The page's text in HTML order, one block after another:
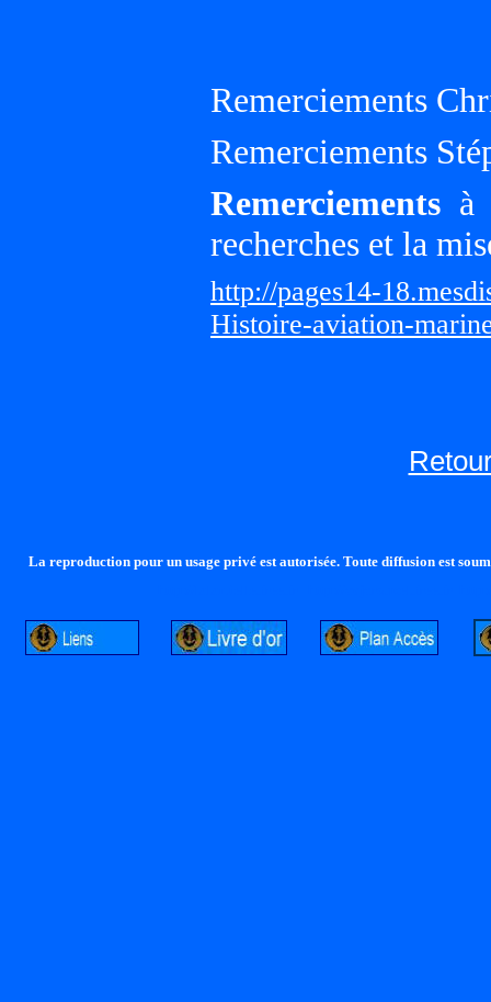
Remerciements
Remerciements
Remerciements à
recherches et la
http://pages14-
Histoire-aviation-
La reproduction pour un usage privé est autorisée. Toute diffusion est